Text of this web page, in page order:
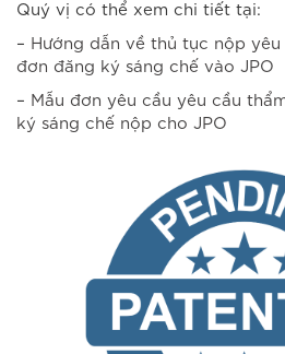
Quý vị có thể xem chi tiết tại:
– Hướng dẫn về thủ tục nộp
đơn đăng ký sáng chế vào JPO
– Mẫu đơn yêu cầu yêu cầu
ký sáng chế nộp cho JPO